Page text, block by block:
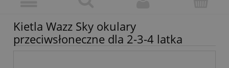
Kietla Wazz Sky okulary
przeciwsłoneczne dla 2-3-4 latka